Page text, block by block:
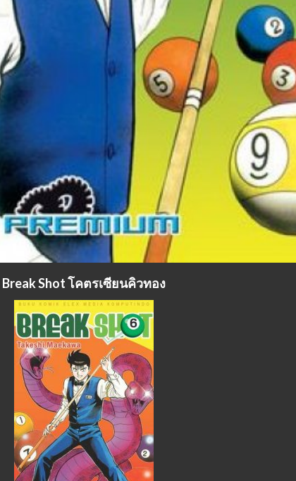
Break Shot โคตรเซียนคิวทอง